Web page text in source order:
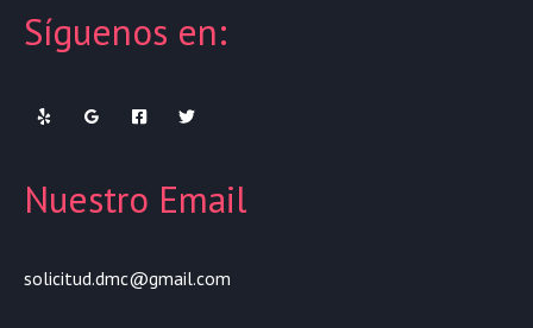
Síguenos en:
Nuestro Email
solicitud.dmc@gmail.com